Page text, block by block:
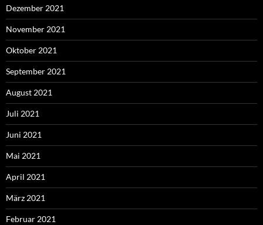
Dezember 2021
November 2021
Oktober 2021
September 2021
August 2021
Juli 2021
Juni 2021
Mai 2021
April 2021
März 2021
Februar 2021